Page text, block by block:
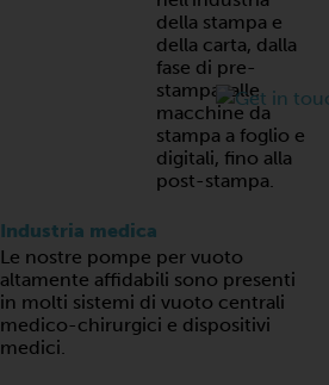
della stampa e
della carta, dalla
fase di pre-
stampa, alle
macchine da
stampa a foglio e
digitali, fino alla
post-stampa.
Industria medica
Le nostre pompe per vuoto
altamente affidabili sono presenti
in molti sistemi di vuoto centrali
medico-chirurgici e dispositivi
medici.